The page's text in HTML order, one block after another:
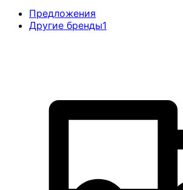
Предложения
Другие бренды1